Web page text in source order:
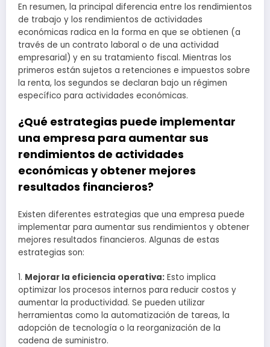
En resumen, la principal diferencia entre los rendimientos
de trabajo y los rendimientos de actividades
económicas radica en la forma en que se obtienen (a
través de un contrato laboral o de una actividad
empresarial) y en su tratamiento fiscal. Mientras los
primeros están sujetos a retenciones e impuestos sobre
la renta, los segundos se declaran bajo un régimen
específico para actividades económicas.
¿Qué estrategias puede implementar
una empresa para aumentar sus
rendimientos de actividades
económicas y obtener mejores
resultados financieros?
Existen diferentes estrategias que una empresa puede
implementar para aumentar sus rendimientos y obtener
mejores resultados financieros. Algunas de estas
estrategias son:
1. Mejorar la eficiencia operativa: Esto implica
optimizar los procesos internos para reducir costos y
aumentar la productividad. Se pueden utilizar
herramientas como la automatización de tareas, la
adopción de tecnología o la reorganización de la
cadena de suministro.